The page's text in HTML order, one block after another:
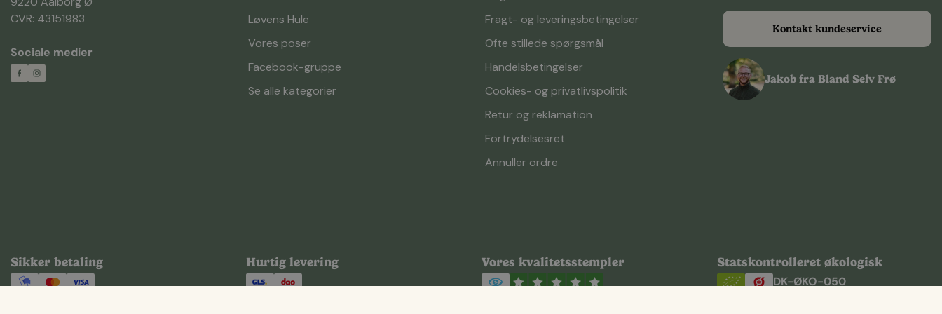
CVR: 43151983
Sociale medier
Løvens Hule
Vores poser
Facebook-gruppe
Se alle kategorier
Fragt- og leveringsbetingelser
Ofte stillede spørgsmål
Handelsbetingelser
Cookies- og privatlivspolitik
Retur og reklamation
Fortrydelsesret
Annuller ordre
Kontakt kundeservice
Jakob fra Bland Selv Frø
Sikker betaling Hurtig levering Vores kvalitetsstempler
Statskontrolleret økologisk
DK-ØKO-050